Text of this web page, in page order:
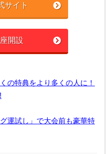
サイト
開設
の特典をより多くの人に！
運試し」で大会前も豪華特